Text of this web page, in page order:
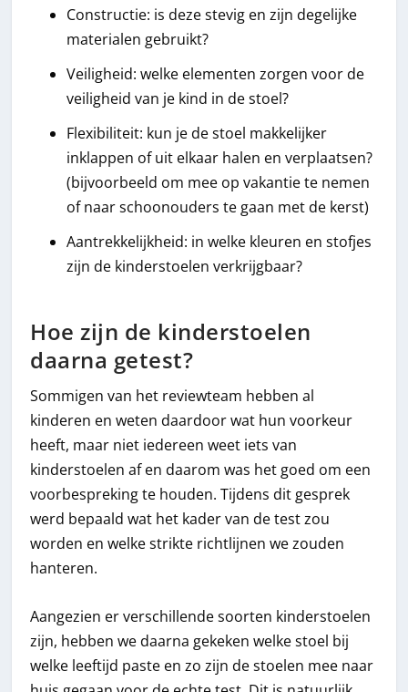
Constructie: is deze stevig en zijn degelijke
materialen gebruikt?
Veiligheid: welke elementen zorgen voor de
veiligheid van je kind in de stoel?
Flexibiliteit: kun je de stoel makkelijker
inklappen of uit elkaar halen en verplaatsen?
(bijvoorbeeld om mee op vakantie te nemen
of naar schoonouders te gaan met de kerst)
Aantrekkelijkheid: in welke kleuren en stofjes
zijn de kinderstoelen verkrijgbaar?
Hoe zijn de kinderstoelen
daarna getest?
Sommigen van het reviewteam hebben al
kinderen en weten daardoor wat hun voorkeur
heeft, maar niet iedereen weet iets van
kinderstoelen af en daarom was het goed om een
voorbespreking te houden. Tijdens dit gesprek
werd bepaald wat het kader van de test zou
worden en welke strikte richtlijnen we zouden
hanteren.
Aangezien er verschillende soorten kinderstoelen
zijn, hebben we daarna gekeken welke stoel bij
welke leeftijd paste en zo zijn de stoelen mee naar